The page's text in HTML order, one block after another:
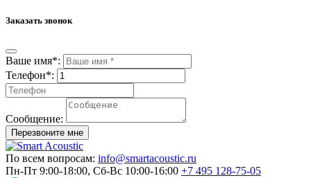
Заказать звонок
Ваше имя*:
Телефон*:
Сообщение:
Перезвоните мне
По всем вопросам: info@smartacoustic.ru
Пн-Пт 9:00-18:00, Сб-Вс 10:00-16:00 +7 495 128-75-05